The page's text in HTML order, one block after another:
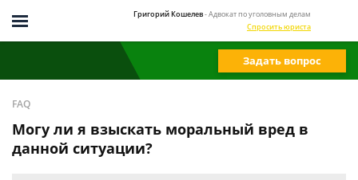
Григорий Кошелев- Адвокат по уголовным делам
Спросить юриста
Задать вопрос
FAQ
Могу ли я взыскать моральный вред в
данной ситуации?